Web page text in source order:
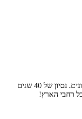
אני עוסקת ומשתמשת בתחומי המיסטיקה השונים. נסיון של 40 שנים
רחבי הארץ!